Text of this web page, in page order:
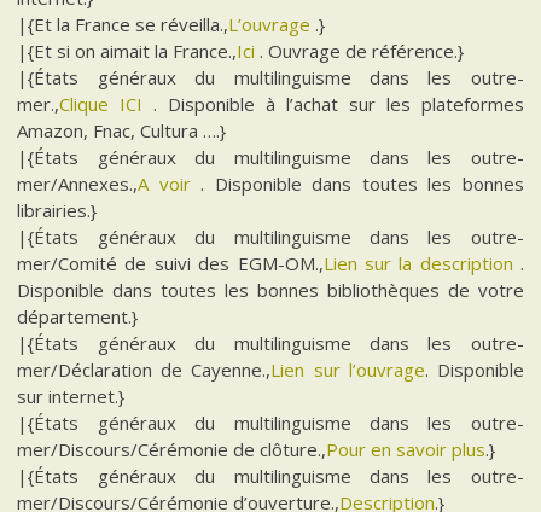
|{Et la France se réveilla.,L’ouvrage .}
|{Et si on aimait la France.,Ici . Ouvrage de référence.}
|{États généraux du multilinguisme dans les outre-
mer.,Clique ICI . Disponible à l’achat sur les plateformes
Amazon, Fnac, Cultura ….}
|{États généraux du multilinguisme dans les outre-
mer/Annexes.,A voir . Disponible dans toutes les bonnes
librairies.}
|{États généraux du multilinguisme dans les outre-
mer/Comité de suivi des EGM-OM.,Lien sur la description .
Disponible dans toutes les bonnes bibliothèques de votre
département.}
|{États généraux du multilinguisme dans les outre-
mer/Déclaration de Cayenne.,Lien sur l’ouvrage. Disponible
sur internet.}
|{États généraux du multilinguisme dans les outre-
mer/Discours/Cérémonie de clôture.,Pour en savoir plus.}
|{États généraux du multilinguisme dans les outre-
mer/Discours/Cérémonie d’ouverture.,Description.}